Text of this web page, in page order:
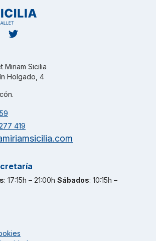
Miriam Sicilia
Holgado, 4
419
: 17:15h – 21:00h Sábados: 10:15h –